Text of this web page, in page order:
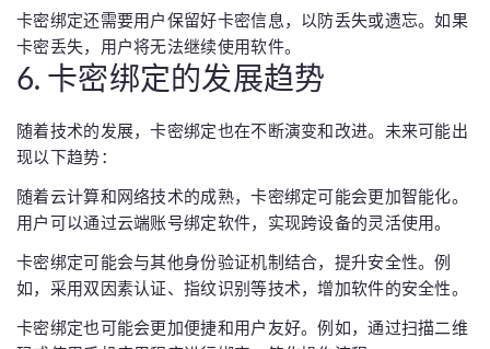
卡密绑定还需要用户保留好卡密信息，以防丢失或遗忘。如果
卡密丢失，用户将无法继续使用软件。
6. 卡密绑定的发展趋势
随着技术的发展，卡密绑定也在不断演变和改进。未来可能出
现以下趋势：
随着云计算和网络技术的成熟，卡密绑定可能会更加智能化。
用户可以通过云端账号绑定软件，实现跨设备的灵活使用。
卡密绑定可能会与其他身份验证机制结合，提升安全性。例
如，采用双因素认证、指纹识别等技术，增加软件的安全性。
卡密绑定也可能会更加便捷和用户友好。例如，通过扫描二维